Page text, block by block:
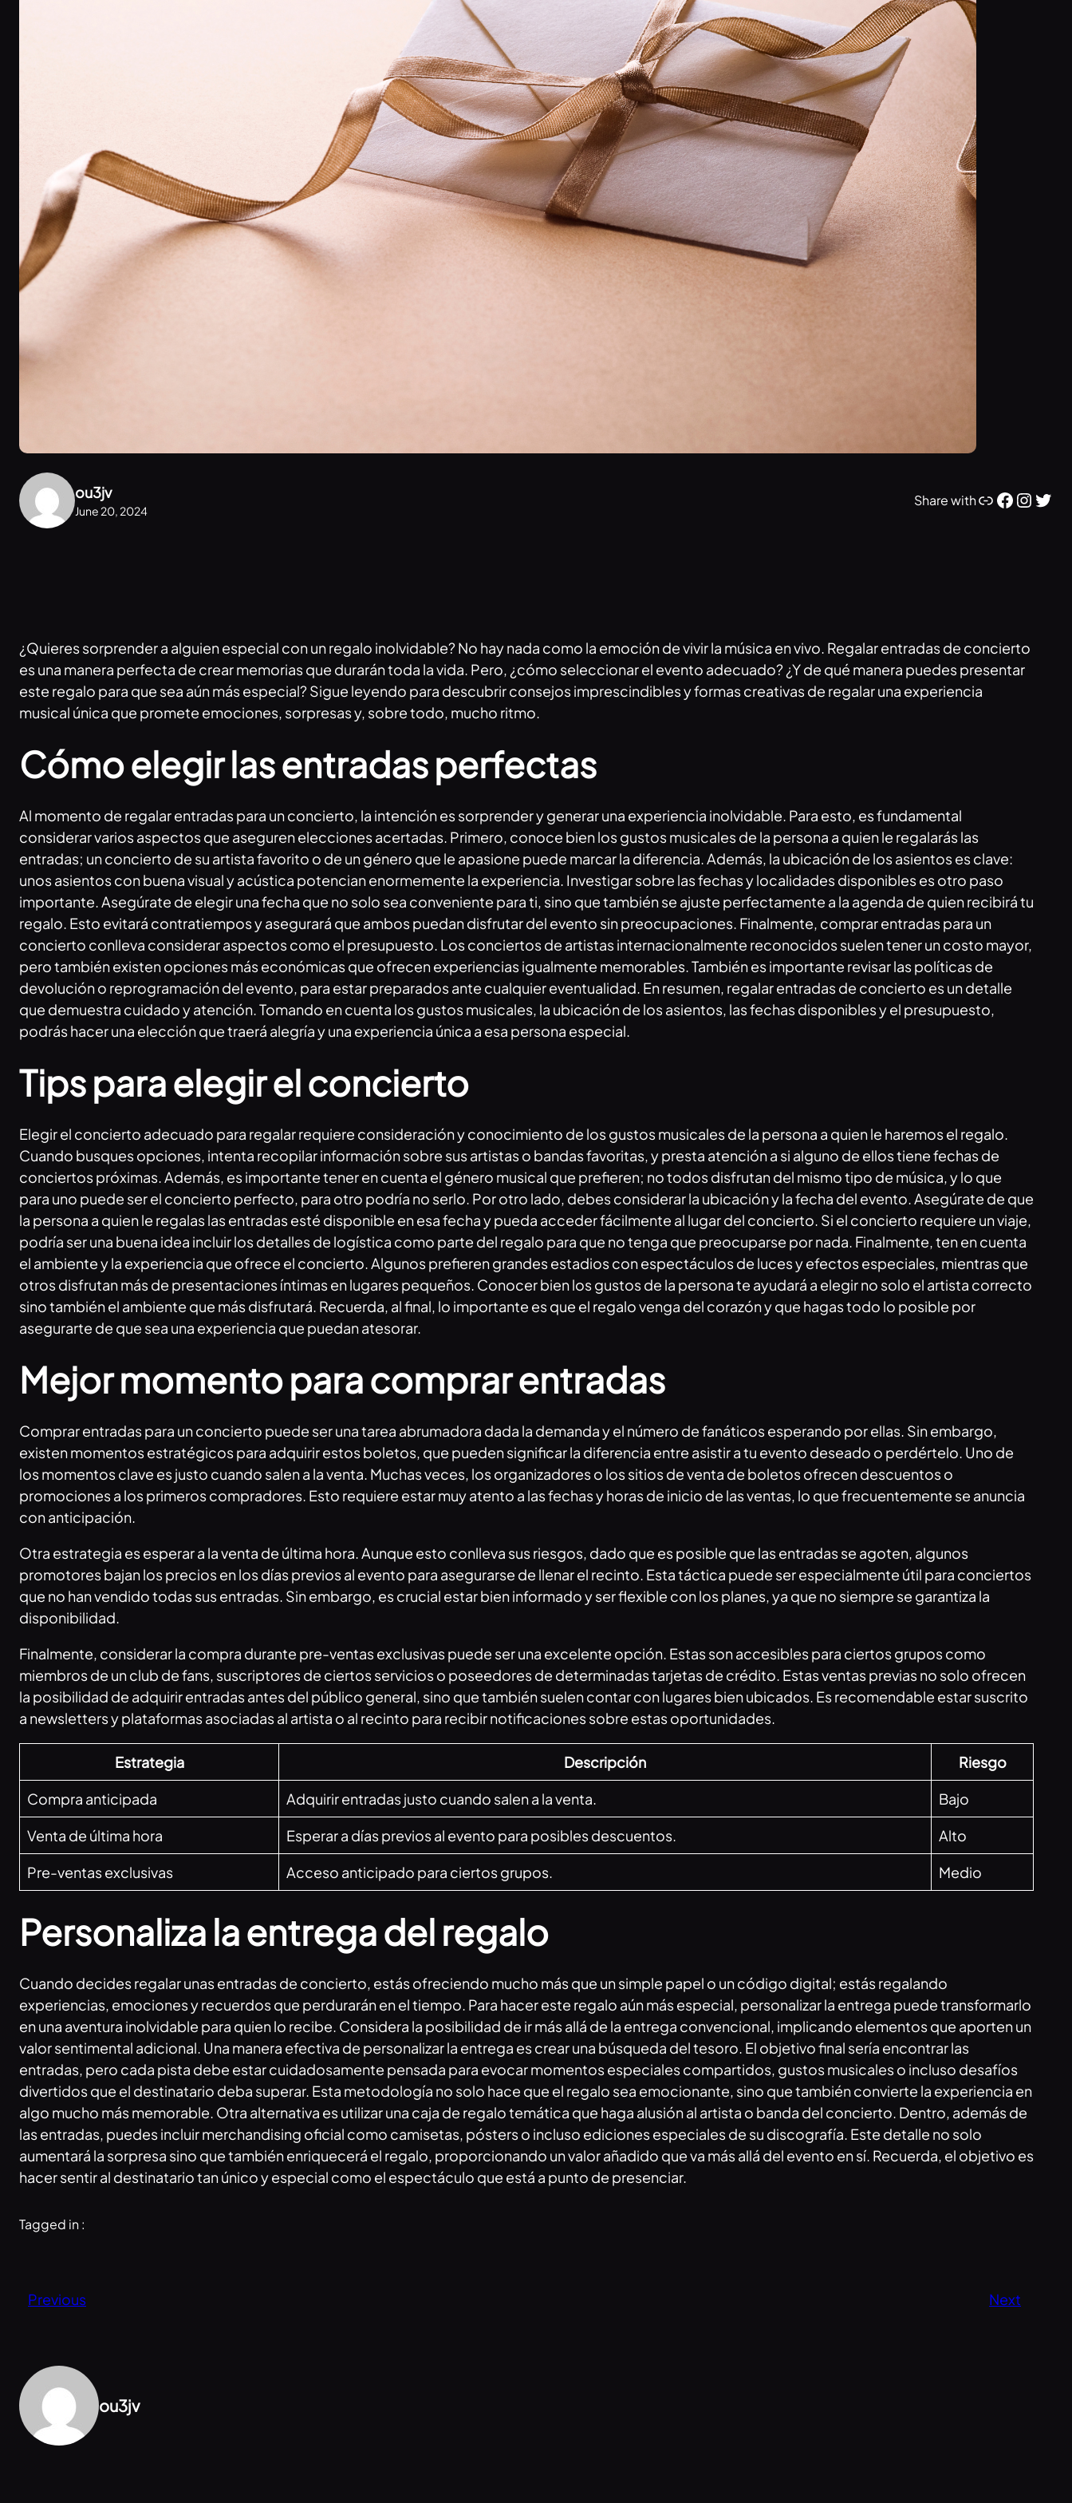
ou3jv
June 20, 2024
Share withLink Facebook Instagram Twitter
¿Quieres sorprender a alguien especial con un regalo inolvidable? No hay nada como la emoción de vivir la música en vivo. Regalar entradas de concierto
es una manera perfecta de crear memorias que durarán toda la vida. Pero, ¿cómo seleccionar el evento adecuado? ¿Y de qué manera puedes presentar
este regalo para que sea aún más especial? Sigue leyendo para descubrir consejos imprescindibles y formas creativas de regalar una experiencia
musical única que promete emociones, sorpresas y, sobre todo, mucho ritmo.
Cómo elegir las entradas perfectas
Al momento de regalar entradas para un concierto, la intención es sorprender y generar una experiencia inolvidable. Para esto, es fundamental
considerar varios aspectos que aseguren elecciones acertadas. Primero, conoce bien los gustos musicales de la persona a quien le regalarás las
entradas; un concierto de su artista favorito o de un género que le apasione puede marcar la diferencia. Además, la ubicación de los asientos es clave:
unos asientos con buena visual y acústica potencian enormemente la experiencia. Investigar sobre las fechas y localidades disponibles es otro paso
importante. Asegúrate de elegir una fecha que no solo sea conveniente para ti, sino que también se ajuste perfectamente a la agenda de quien recibirá tu
regalo. Esto evitará contratiempos y asegurará que ambos puedan disfrutar del evento sin preocupaciones. Finalmente, comprar entradas para un
concierto conlleva considerar aspectos como el presupuesto. Los conciertos de artistas internacionalmente reconocidos suelen tener un costo mayor,
pero también existen opciones más económicas que ofrecen experiencias igualmente memorables. También es importante revisar las políticas de
devolución o reprogramación del evento, para estar preparados ante cualquier eventualidad. En resumen, regalar entradas de concierto es un detalle
que demuestra cuidado y atención. Tomando en cuenta los gustos musicales, la ubicación de los asientos, las fechas disponibles y el presupuesto,
podrás hacer una elección que traerá alegría y una experiencia única a esa persona especial.
Tips para elegir el concierto
Elegir el concierto adecuado para regalar requiere consideración y conocimiento de los gustos musicales de la persona a quien le haremos el regalo.
Cuando busques opciones, intenta recopilar información sobre sus artistas o bandas favoritas, y presta atención a si alguno de ellos tiene fechas de
conciertos próximas. Además, es importante tener en cuenta el género musical que prefieren; no todos disfrutan del mismo tipo de música, y lo que
para uno puede ser el concierto perfecto, para otro podría no serlo. Por otro lado, debes considerar la ubicación y la fecha del evento. Asegúrate de que
la persona a quien le regalas las entradas esté disponible en esa fecha y pueda acceder fácilmente al lugar del concierto. Si el concierto requiere un viaje,
podría ser una buena idea incluir los detalles de logística como parte del regalo para que no tenga que preocuparse por nada. Finalmente, ten en cuenta
el ambiente y la experiencia que ofrece el concierto. Algunos prefieren grandes estadios con espectáculos de luces y efectos especiales, mientras que
otros disfrutan más de presentaciones íntimas en lugares pequeños. Conocer bien los gustos de la persona te ayudará a elegir no solo el artista correcto
sino también el ambiente que más disfrutará. Recuerda, al final, lo importante es que el regalo venga del corazón y que hagas todo lo posible por
asegurarte de que sea una experiencia que puedan atesorar.
Mejor momento para comprar entradas
Comprar entradas para un concierto puede ser una tarea abrumadora dada la demanda y el número de fanáticos esperando por ellas. Sin embargo,
existen momentos estratégicos para adquirir estos boletos, que pueden significar la diferencia entre asistir a tu evento deseado o perdértelo. Uno de
los momentos clave es justo cuando salen a la venta. Muchas veces, los organizadores o los sitios de venta de boletos ofrecen descuentos o
promociones a los primeros compradores. Esto requiere estar muy atento a las fechas y horas de inicio de las ventas, lo que frecuentemente se anuncia
con anticipación.
Otra estrategia es esperar a la venta de última hora. Aunque esto conlleva sus riesgos, dado que es posible que las entradas se agoten, algunos
promotores bajan los precios en los días previos al evento para asegurarse de llenar el recinto. Esta táctica puede ser especialmente útil para conciertos
que no han vendido todas sus entradas. Sin embargo, es crucial estar bien informado y ser flexible con los planes, ya que no siempre se garantiza la
disponibilidad.
Finalmente, considerar la compra durante pre-ventas exclusivas puede ser una excelente opción. Estas son accesibles para ciertos grupos como
miembros de un club de fans, suscriptores de ciertos servicios o poseedores de determinadas tarjetas de crédito. Estas ventas previas no solo ofrecen
la posibilidad de adquirir entradas antes del público general, sino que también suelen contar con lugares bien ubicados. Es recomendable estar suscrito
a newsletters y plataformas asociadas al artista o al recinto para recibir notificaciones sobre estas oportunidades.
Estrategia Descripción
Riesgo
Compra anticipada
Adquirir entradas justo cuando salen a la venta.
Bajo
Venta de última hora
Esperar a días previos al evento para posibles descuentos.
Alto
Pre-ventas exclusivas
Acceso anticipado para ciertos grupos. Medio
Personaliza la entrega del regalo
Cuando decides regalar unas entradas de concierto, estás ofreciendo mucho más que un simple papel o un código digital; estás regalando
experiencias, emociones y recuerdos que perdurarán en el tiempo. Para hacer este regalo aún más especial, personalizar la entrega puede transformarlo
en una aventura inolvidable para quien lo recibe. Considera la posibilidad de ir más allá de la entrega convencional, implicando elementos que aporten un
valor sentimental adicional. Una manera efectiva de personalizar la entrega es crear una búsqueda del tesoro. El objetivo final sería encontrar las
entradas, pero cada pista debe estar cuidadosamente pensada para evocar momentos especiales compartidos, gustos musicales o incluso desafíos
divertidos que el destinatario deba superar. Esta metodología no solo hace que el regalo sea emocionante, sino que también convierte la experiencia en
algo mucho más memorable. Otra alternativa es utilizar una caja de regalo temática que haga alusión al artista o banda del concierto. Dentro, además de
las entradas, puedes incluir merchandising oficial como camisetas, pósters o incluso ediciones especiales de su discografía. Este detalle no solo
aumentará la sorpresa sino que también enriquecerá el regalo, proporcionando un valor añadido que va más allá del evento en sí. Recuerda, el objetivo es
hacer sentir al destinatario tan único y especial como el espectáculo que está a punto de presenciar.
Tagged in :
Previous Next
ou3jv